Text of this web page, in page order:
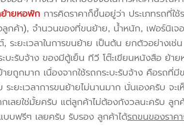
ายหอพักการคิดราคาก็ขึ้นอยู่ว่า ประเภทรถที่ใช้
กค้า), จำนวนของที่ขนย้าย, น้ำหนัก, เฟอร์นิเจ
ะยะเวลาในการขนย้าย เป็นต้น ยกตัวอย่างเช่
บะรับจ้าง ของมีตู้เย็น ทีวี โต๊ะเขียนหนังสือ ย้า
ถูกมาก เนื่องจากใช้รถกระบะรับจ้าง คือรถที่มี
ยะเวลาการขนย้ายไม่นานมาก นั่นเองครับ จะเ
เลยใช่มั้ยครับ แต่ลูกค้าไม่ต้องกังวลนะครับ ลูก
แบบฟรีๆ เลยครับ รับรอง ลูกค้าได้รถขนของราค